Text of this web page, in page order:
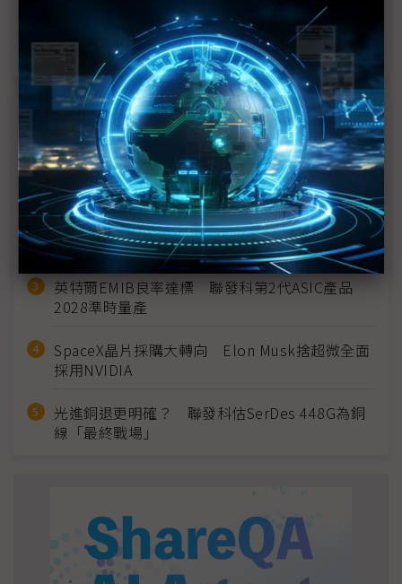
唯一Micro LED AR反射成像、獨創Mini LED CarUX
智慧座艙顯身手
近７天熱門報導
MLCC訂單過熱、出貨比創高 村田示警全球AI基
建熱潮將趨緩
2027全年記憶體產能提前售罄 買家「祕而不
宣」只怕買不夠
英特爾EMIB良率達標 聯發科第2代ASIC產品
2028準時量產
SpaceX晶片採購大轉向 Elon Musk捨超微全面
採用NVIDIA
光進銅退更明確？ 聯發科估SerDes 448G為銅
線「最終戰場」